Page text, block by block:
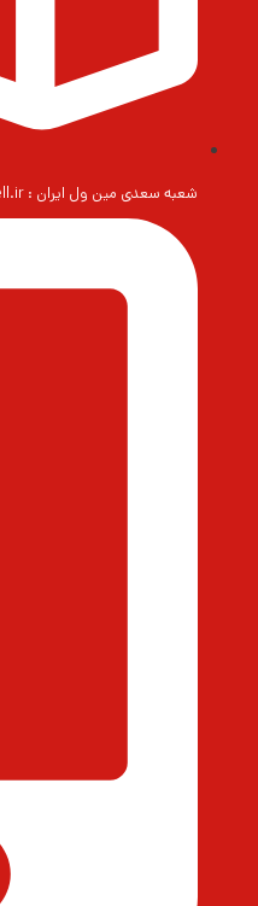
شعبه سعدی مین ول ایران : meanwell.ir